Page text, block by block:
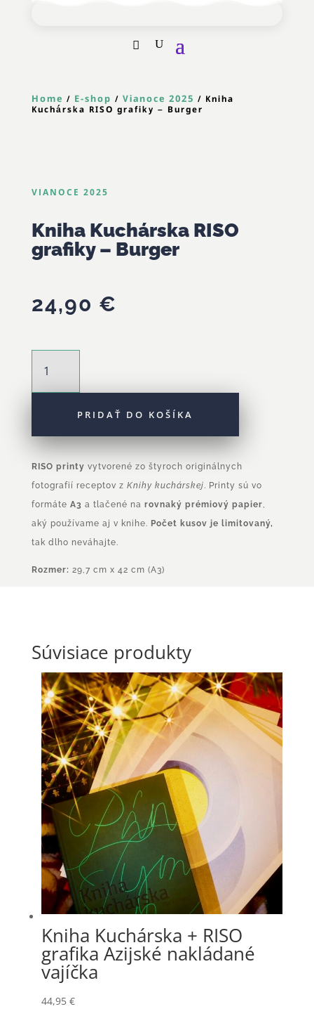
Home / E-shop / Vianoce 2025 / Kniha
Kuchárska RISO grafiky – Burger
VIANOCE 2025
Kniha Kuchárska RISO
grafiky – Burger
24,90 €
Kniha
Kuchárska
-
PRIDAŤ DO KOŠÍKA
RISO printy vytvorené zo štyroch originálnych
fotografií receptov z Knihy kuchárskej. Printy sú vo
formáte A3 a tlačené na rovnaký prémiový papier,
aký používame aj v knihe. Počet kusov je limitovaný,
tak dlho neváhajte.
Rozmer: 29,7 cm x 42 cm (A3)
Súvisiace produkty
Kniha Kuchárska + RISO
grafika Azijské nakládané
vajíčka
44,95 €